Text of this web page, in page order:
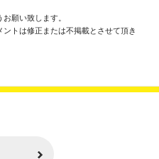
願い致します。
トは修正または不掲載とさせて頂き